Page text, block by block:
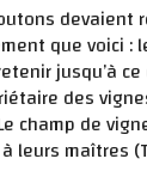
que voici
jusqu’à
des
champ de
leurs maîtres